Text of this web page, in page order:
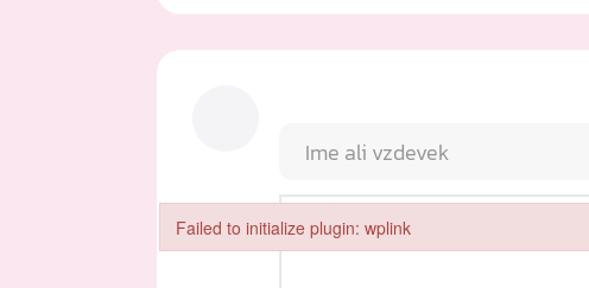
Failed to initialize plugin: wplink
Failed to initialize plugin: wplink